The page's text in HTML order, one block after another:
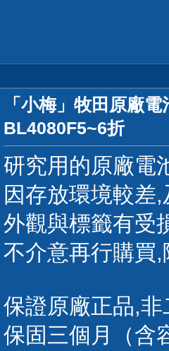
「小梅」牧田原廠
BL4080F5~6折
研究用的原廠電
因存放環境較差
外觀與標籤有受
不介意再行購買
保證原廠正品,非
保固三個月（含